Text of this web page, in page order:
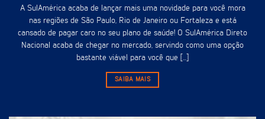
A SulAmérica acaba de lançar mais uma novidade para você mora
nas regiões de São Paulo, Rio de Janeiro ou Fortaleza e está
cansado de pagar caro no seu plano de saúde! O SulAmérica Direto
Nacional acaba de chegar no mercado, servindo como uma opção
bastante viável para você que [...]
SAIBA MAIS